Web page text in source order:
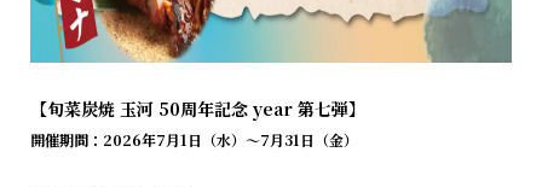
【旬菜炭焼 玉河 50周年記念 year 第七弾】
開催期間：2026年7月1日（水）〜7月31日（金）